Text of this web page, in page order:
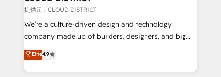
creativity. Our multicultural team works in Spanish,
Portuguese, and English to design scalable strategies
that drive measurable growth. 🌎 Highlights: • 10+
Platform Migration Excellence. • Top 3 Partner of the
Year LATAM 2022, 2023, 2024, 2025. • Partner of the
提供元：CLOUD DISTRICT
We’re a culture-driven design and technology
company made up of builders, designers, and big
thinkers. We blend strategy, design, and
development—always fueled by curiosity—to turn
ideas, opportunities, and challenges into meaningful
Elite4.9